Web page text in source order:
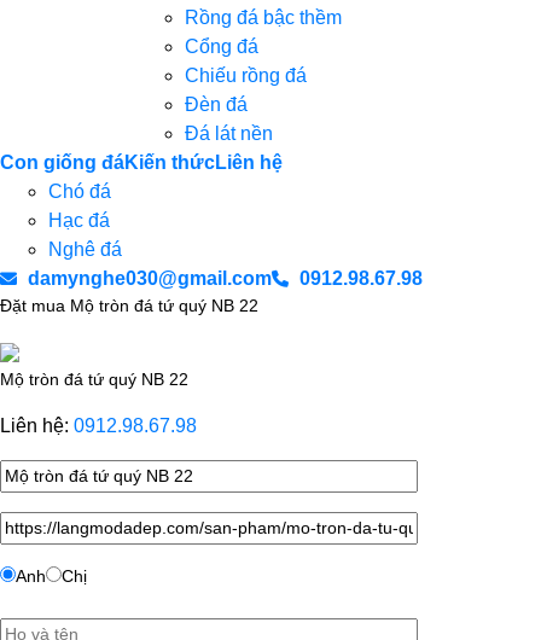
Rồng đá bậc thềm
Cổng đá
Chiếu rồng đá
Đèn đá
Đá lát nền
Con giống đá
Chó đá
Hạc đá
Nghê đá
Kiến thứcLiên hệ
damynghe030@gmail.com 0912.98.67.98
Đặt mua Mộ tròn đá tứ quý NB 22
Mộ tròn đá tứ quý NB 22
Liên hệ: 0912.98.67.98
Anh Chị